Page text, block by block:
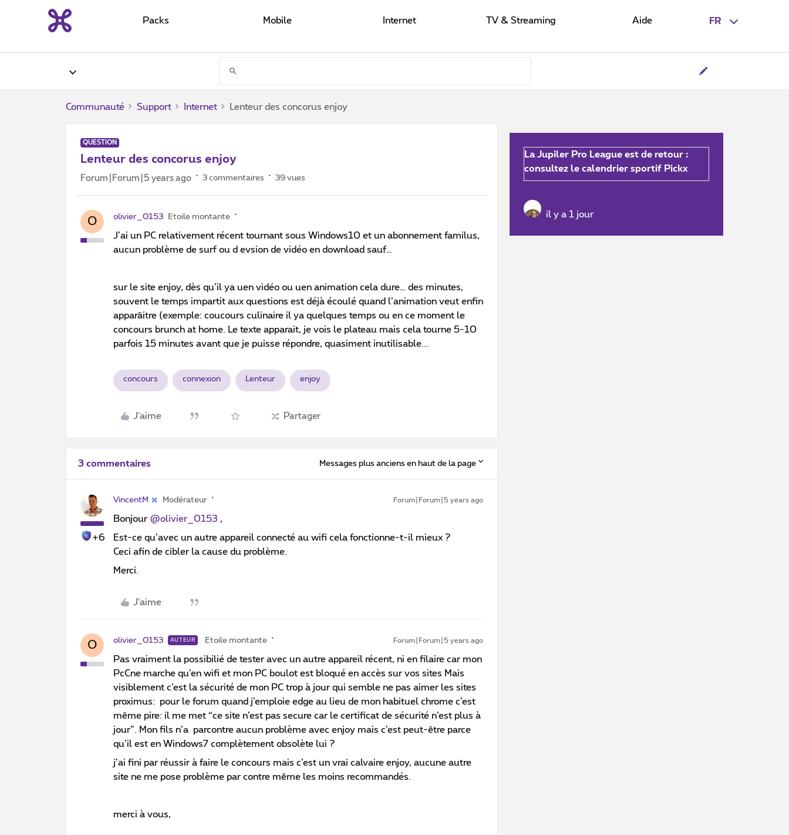
FR
Packs Mobile Internet TV & Streaming Aide
Communauté Support Internet Lenteur des concorus enjoy
QUESTION
Lenteur des concorus enjoy
Forum|Forum|5 years ago 3 commentaires 39 vues
O olivier_0153 Etoile montante
J’ai un PC relativement récent tournant sous Windows10 et un abonnement familus,
aucun problème de surf ou d evsion de vidéo en download sauf…
sur le site enjoy, dès qu’il ya uen vidéo ou uen animation cela dure… des minutes,
souvent le temps impartit aux questions est déjà écoulé quand l’animation veut enfin
apparâitre (exemple: coucours culinaire il ya quelques temps ou en ce moment le
concours brunch at home. Le texte apparait, je vois le plateau mais cela tourne 5-10
parfois 15 minutes avant que je puisse répondre, quasiment inutilisable...
concours connexion Lenteur enjoy
J'aime Partager
3 commentaires Messages plus anciens en haut de la page
+6
VincentM Modérateur Forum|Forum|5 years ago
Bonjour @olivier_0153 ,
Est-ce qu’avec un autre appareil connecté au wifi cela fonctionne-t-il mieux ?
Ceci afin de cibler la cause du problème.
Merci.
J'aime
O olivier_0153 AUTEUR Etoile montante Forum|Forum|5 years ago
Pas vraiment la possibilié de tester avec un autre appareil récent, ni en filaire car mon
PcCne marche qu’en wifi et mon PC boulot est bloqué en accès sur vos sites Mais
visiblement c’est la sécurité de mon PC trop à jour qui semble ne pas aimer les sites
proximus: pour le forum quand j’emploie edge au lieu de mon habituel chrome c’est
même pire: il me met “ce site n’est pas secure car le certificat de sécurité n’est plus à
jour”. Mon fils n’a parcontre aucun problème avec enjoy mais c’est peut-être parce
qu’il est en Windows7 complètement obsolète lui ?
j’ai fini par réussir à faire le concours mais c’est un vrai calvaire enjoy, aucune autre
site ne me pose problème par contre même les moins recommandés.
merci à vous,
La Jupiler Pro League est de retour :
consultez le calendrier sportif Pickx
il y a 1 jour